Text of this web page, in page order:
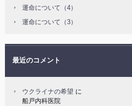
運命について（4）
運命について（3）
最近のコメント
ウクライナの希望 に
船戸内科医院